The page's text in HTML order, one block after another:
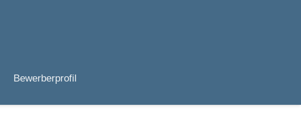
Bewerberprofil